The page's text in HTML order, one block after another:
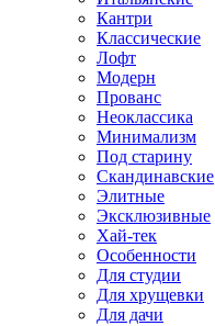
Кантри
Классические
Лофт
Модерн
Прованс
Неоклассика
Минимализм
Под старину
Скандинавские
Элитные
Эксклюзивные
Хай-тек
Особенности
Для студии
Для хрущевки
Для дачи